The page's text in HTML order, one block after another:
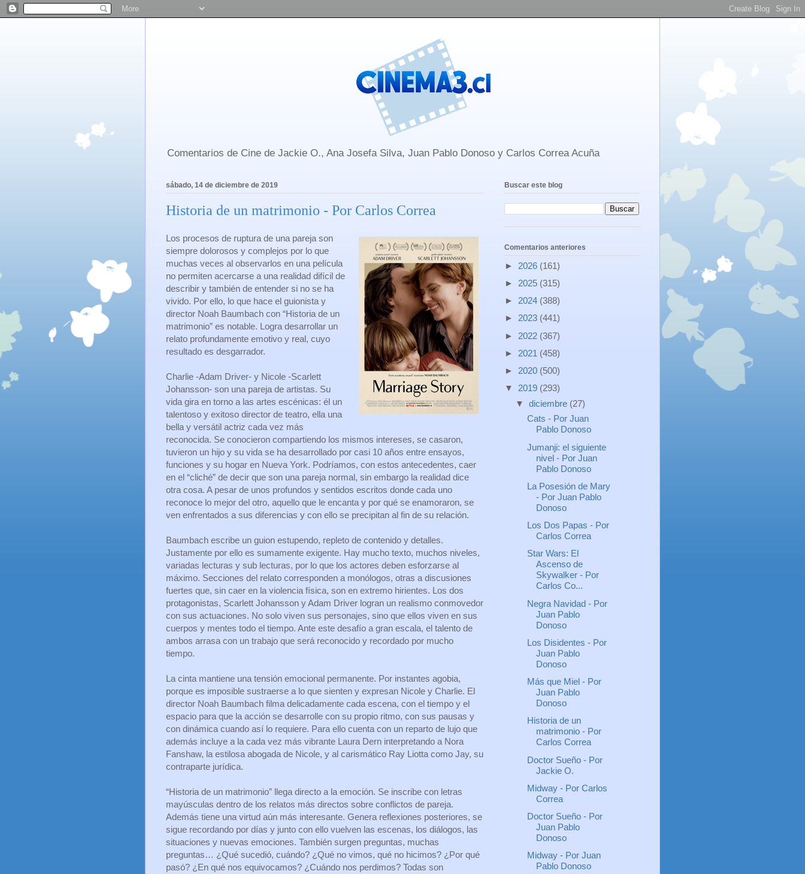
Comentarios de Cine de Jackie O., Ana Josefa Silva, Juan Pablo Donoso y Carlos Correa Acuña
sábado, 14 de diciembre de 2019
Historia de un matrimonio - Por Carlos Correa
Los procesos de ruptura de una pareja son
siempre dolorosos y complejos por lo que
muchas veces al observarlos en una película
no permiten acercarse a una realidad difícil de
describir y también de entender si no se ha
vivido. Por ello, lo que hace el guionista y
director Noah Baumbach con “Historia de un
matrimonio” es notable. Logra desarrollar un
relato profundamente emotivo y real, cuyo
resultado es desgarrador.
Charlie -Adam Driver- y Nicole -Scarlett
Johansson- son una pareja de artistas. Su
vida gira en torno a las artes escénicas: él un
talentoso y exitoso director de teatro, ella una
bella y versátil actriz cada vez más
reconocida. Se conocieron compartiendo los mismos intereses, se casaron,
tuvieron un hijo y su vida se ha desarrollado por casi 10 años entre ensayos,
funciones y su hogar en Nueva York. Podríamos, con estos antecedentes, caer
en el “cliché” de decir que son una pareja normal, sin embargo la realidad dice
otra cosa. A pesar de unos profundos y sentidos escritos donde cada uno
reconoce lo mejor del otro, aquello que le encanta y por qué se enamoraron, se
ven enfrentados a sus diferencias y con ello se precipitan al fin de su relación.
Baumbach escribe un guion estupendo, repleto de contenido y detalles.
Justamente por ello es sumamente exigente. Hay mucho texto, muchos niveles,
variadas lecturas y sub lecturas, por lo que los actores deben esforzarse al
máximo. Secciones del relato corresponden a monólogos, otras a discusiones
fuertes que, sin caer en la violencia física, son en extremo hirientes. Los dos
protagonistas, Scarlett Johansson y Adam Driver logran un realismo conmovedor
con sus actuaciones. No solo viven sus personajes, sino que ellos viven en sus
cuerpos y mentes todo el tiempo. Ante este desafío a gran escala, el talento de
ambos arrasa con un trabajo que será reconocido y recordado por mucho
tiempo.
La cinta mantiene una tensión emocional permanente. Por instantes agobia,
porque es imposible sustraerse a lo que sienten y expresan Nicole y Charlie. El
director Noah Baumbach filma delicadamente cada escena, con el tiempo y el
espacio para que la acción se desarrolle con su propio ritmo, con sus pausas y
con dinámica cuando así lo requiere. Para ello cuenta con un reparto de lujo que
además incluye a la cada vez más vibrante Laura Dern interpretando a Nora
Fanshaw, la estilosa abogada de Nicole, y al carismático Ray Liotta como Jay, su
contraparte jurídica.
“Historia de un matrimonio” llega directo a la emoción. Se inscribe con letras
mayúsculas dentro de los relatos más directos sobre conflictos de pareja.
Además tiene una virtud aún más interesante. Genera reflexiones posteriores, se
sigue recordando por días y junto con ello vuelven las escenas, los diálogos, las
situaciones y nuevas emociones. También surgen preguntas, muchas
preguntas… ¿Qué sucedió, cuándo? ¿Qué no vimos, qué no hicimos? ¿Por qué
pasó? ¿En qué nos equivocamos? ¿Cuándo nos perdimos? Todas son
Buscar este blog
Comentarios anteriores
► 2026 (161)
► 2025 (315)
► 2024 (388)
► 2023 (441)
► 2022 (367)
► 2021 (458)
► 2020 (500)
▼ 2019 (293)
▼ diciembre (27)
Cats - Por Juan
Pablo Donoso
Jumanji: el siguiente
nivel - Por Juan
Pablo Donoso
La Posesión de Mary
- Por Juan Pablo
Donoso
Los Dos Papas - Por
Carlos Correa
Star Wars: El
Ascenso de
Skywalker - Por
Carlos Co...
Negra Navidad - Por
Juan Pablo
Donoso
Los Disidentes - Por
Juan Pablo
Donoso
Más que Miel - Por
Juan Pablo
Donoso
Historia de un
matrimonio - Por
Carlos Correa
Doctor Sueño - Por
Jackie O.
Midway - Por Carlos
Correa
Doctor Sueño - Por
Juan Pablo
Donoso
Midway - Por Juan
Pablo Donoso